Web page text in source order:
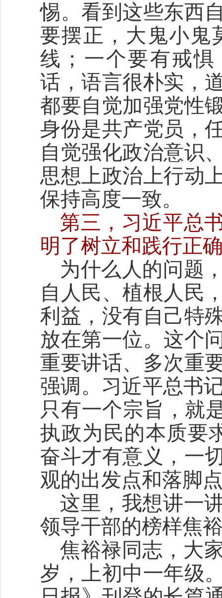
惕。看到这些东西
要摆正，大鬼小鬼
线；一个要有戒
话，语言很朴实，
都要自觉加强党性
身份是共产党员，
自觉强化政治意识
思想上政治上行动
保持高度一致。
第三，习近平总
明了树立和践行正
为什么人的问题
自人民、植根人民
利益，没有自己特
放在第一位。这个
重要讲话、多次重
强调。习近平总书
只有一个宗旨，就
执政为民的本质要
奋斗才有意义，一
观的出发点和落脚
这里，我想讲一
领导干部的榜样焦
焦裕禄同志，大
岁，上初中一年级